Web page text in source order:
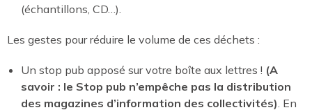
(échantillons, CD…).
Les gestes pour réduire le volume de ces déchets :
Un stop pub apposé sur votre boîte aux lettres ! (A
savoir : le Stop pub n’empêche pas la distribution
des magazines d’information des collectivités) . En